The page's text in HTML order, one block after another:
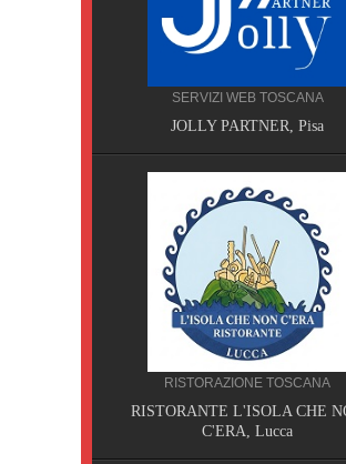
SERVIZI WEB TOSCANA
JOLLY PARTNER, Pisa
RISTORAZIONE TOSCANA
RISTORANTE L'ISOLA CHE
C'ERA, Lucca